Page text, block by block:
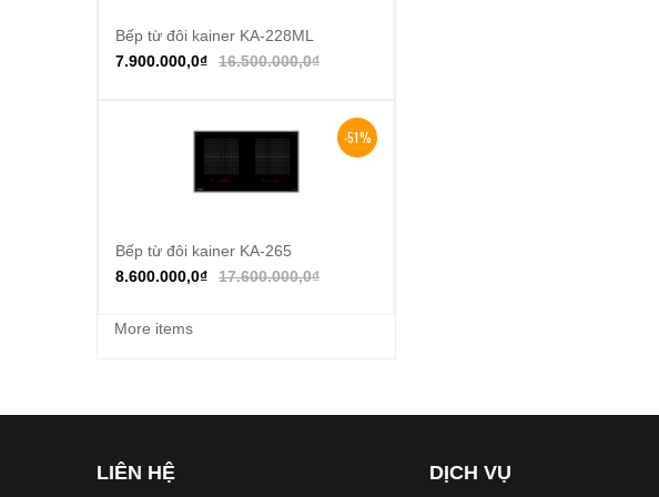
Thêm vào giỏ hàng
Bếp từ đôi kainer KA-228ML
16.500.000,0₫
7.900.000,0₫
-51%
Thêm vào giỏ hàng
Bếp từ đôi kainer KA-265
17.600.000,0₫
8.600.000,0₫
More items
LIÊN HỆ DỊCH VỤ